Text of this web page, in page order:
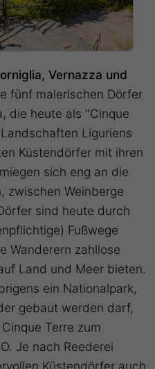
Vernazza und
fünf malerischen Dörfer
die heute als "Cinque
Liguriens
Küstendörfer mit ihren
sich eng an die
zwischen Weinberge
sind heute durch
Fußwege
Wanderern zahllose
Land und Meer bieten.
ein Nationalpark,
gebaut werden darf,
Terre zum
Je nach Reederei
Küstendörfer auch